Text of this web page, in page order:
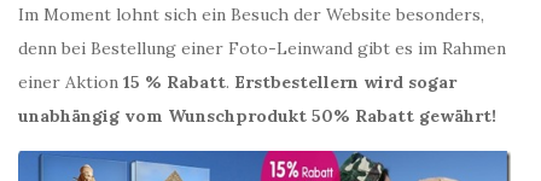
Im Moment lohnt sich ein Besuch der Website besonders,
denn bei Bestellung einer Foto-Leinwand gibt es im Rahmen
einer Aktion 15 % Rabatt. Erstbestellern wird sogar
unabhängig vom Wunschprodukt 50% Rabatt gewährt!